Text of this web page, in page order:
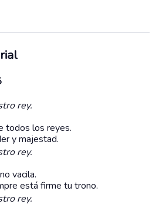
rey.
todos los reyes.
y majestad.
rey.
vacila.
está firme tu trono.
rey.